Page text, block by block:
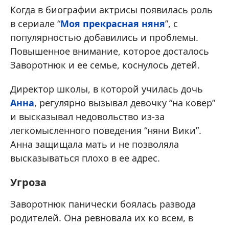
Когда в биографии актрисы появилась роль
в сериале “Моя прекрасная няня”, с
популярностью добавились и проблемы.
Повышенное внимание, которое досталось
Заворотнюк и ее семье, коснулось детей.
Директор школы, в которой училась дочь
Анна, регулярно вызывал девочку “на ковер”
и высказывал недовольство из-за
легкомысленного поведения “няни Вики”.
Анна защищала мать и не позволяла
высказываться плохо в ее адрес.
Угроза
Заворотнюк панически боялась развода
родителей. Она ревновала их ко всем, в